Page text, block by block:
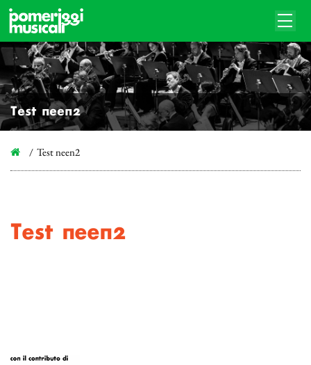
Test neen2
Test neen2
Test neen2